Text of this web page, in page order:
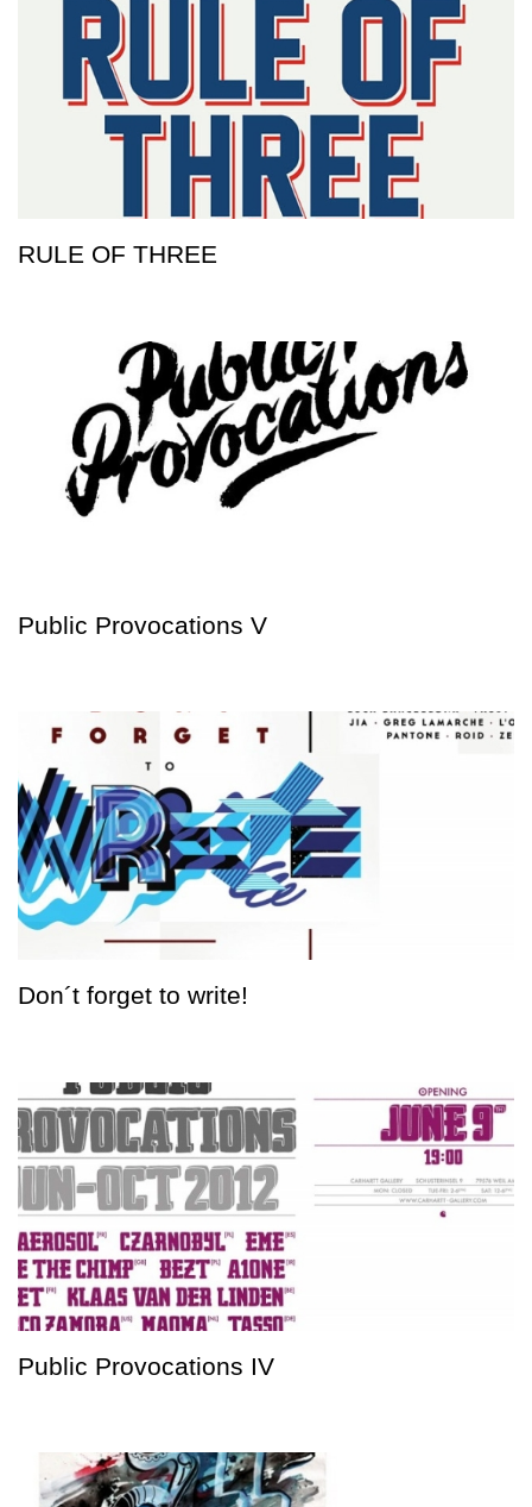
RULE OF THREE
Public Provocations V
Don´t forget to write!
Public Provocations IV